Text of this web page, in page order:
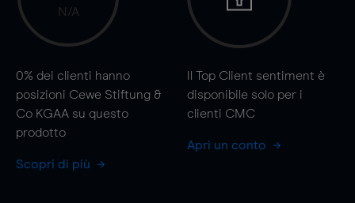
N/A
0% dei clienti hanno
posizioni Cewe Stiftung &
Co KGAA su questo
prodotto
Scopri di più
Il Top Client sentiment è
disponibile solo per i
clienti CMC
Apri un conto